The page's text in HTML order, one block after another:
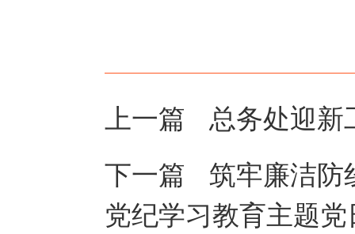
上一篇 总务处迎新
下一篇 筑牢廉洁
党纪学习教育主题